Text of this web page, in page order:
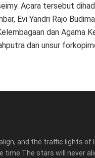
Acara tersebut
Evi Yandri Rajo
dan Agama
dan unsur
and the traffic lights of
time.The stars will never